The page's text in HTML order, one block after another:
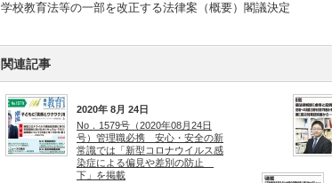
学校教育法等の一部を改正する法律案（概要）閣議決定
関連記事
2020年 8月 24日
No．1579号（2020年08月24日
号）管理職必携 安心・安全の新
常識では「新型コロナウイルス感
染症による偏見や差別の防止
下」を掲載